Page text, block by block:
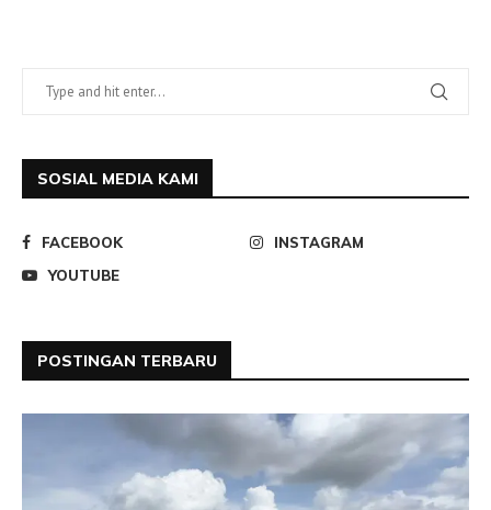
SOSIAL MEDIA KAMI
FACEBOOK
INSTAGRAM
YOUTUBE
POSTINGAN TERBARU